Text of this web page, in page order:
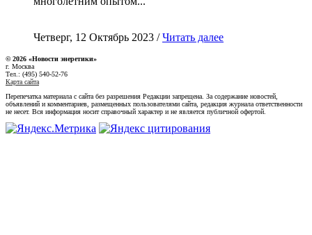
Четверг, 12 Октябрь 2023 /Читать далее
© 2026 «Новости энеретики»
г. Москва
Тел.: (495) 540-52-76
Карта сайта
Перепечатка материала с сайта без разрешения Редакции запрещена. За содержание новостей,
объявлений и комментариев, размещенных пользователями сайта, редакция журнала ответственности
не несет. Вся информация носит справочный характер и не является публичной офертой.